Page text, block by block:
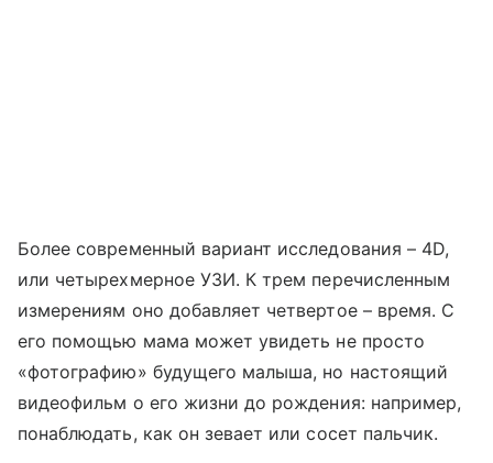
Более современный вариант исследования – 4D,
или четырехмерное УЗИ. К трем перечисленным
измерениям оно добавляет четвертое – время. С
его помощью мама может увидеть не просто
«фотографию» будущего малыша, но настоящий
видеофильм о его жизни до рождения: например,
понаблюдать, как он зевает или сосет пальчик.